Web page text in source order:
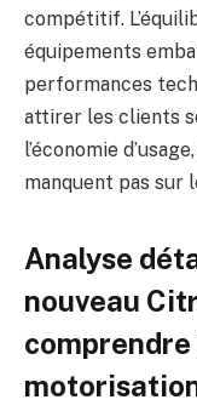
compétitif.
équipements
performances
attirer les clients
l’économie
manquent pas sur
Analyse
nouveau
comprendre